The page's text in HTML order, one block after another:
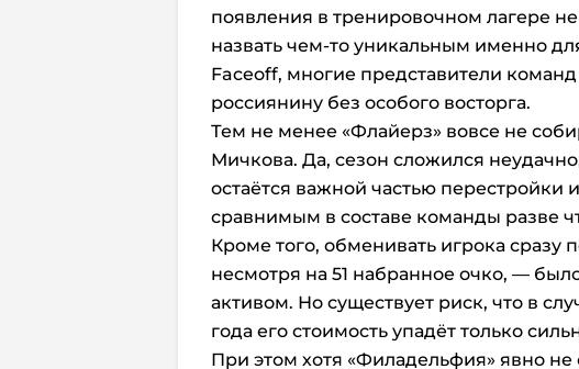
появления в тренировочном лагере
назвать чем-то уникальным именно
Faceoff, многие представители
россиянину без особого восторга.
Тем не менее «Флайерз» вовсе не
Мичкова. Да, сезон сложился
остаётся важной частью перестройки
сравнимым в составе команды разве
Кроме того, обменивать игрока сразу
несмотря на 51 набранное очко, —
активом. Но существует риск, что в
года его стоимость упадёт только
При этом хотя «Филадельфия» явно не